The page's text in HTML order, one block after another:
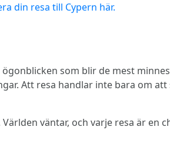
din resa till Cypern här.
som blir de mest
Att resa handlar inte bara om att
väntar, och varje resa är en